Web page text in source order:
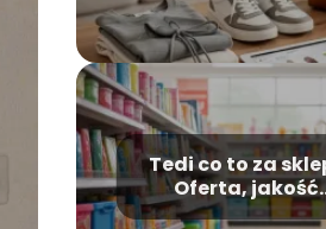
Tedi co to za
Oferta, jakość
produktów,